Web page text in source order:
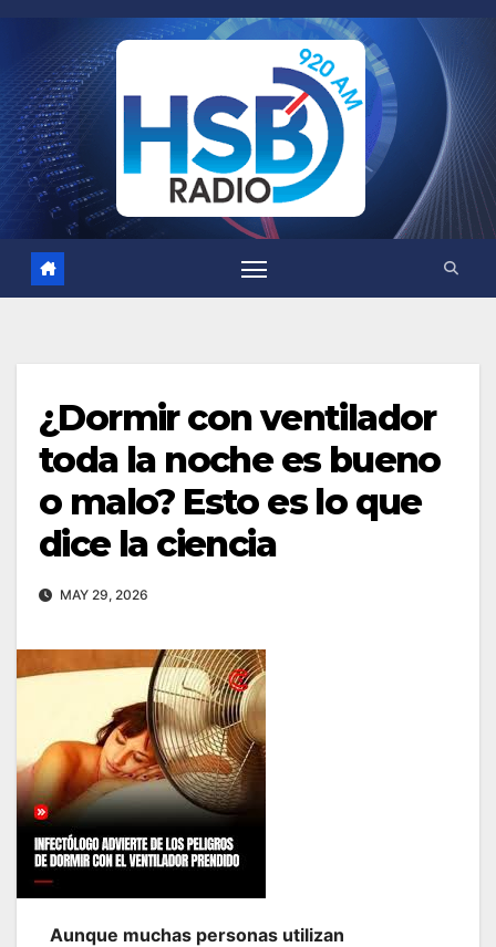
¿Dormir con ventilador
toda la noche es bueno
o malo? Esto es lo que
dice la ciencia
MAY 29, 2026
Aunque muchas personas utilizan